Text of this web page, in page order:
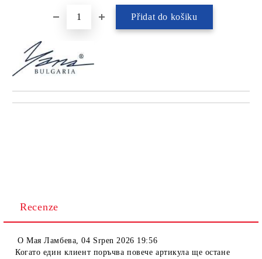
Recenze
OМая Ламбева,04 Srpen 2026 19:56
Когато един клиент поръчва повече артикула ще остане